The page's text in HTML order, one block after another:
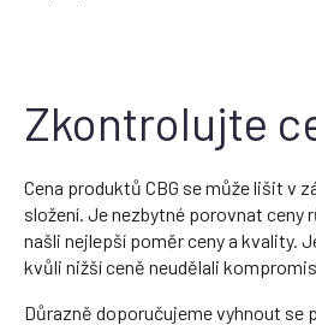
Zkontrolujte
Cena produktů CBG se může lišit v
složení. Je nezbytné porovnat ceny
našli nejlepší poměr ceny a kvality.
kvůli nižší ceně neudělali
Důrazně doporučujeme vyhnout se